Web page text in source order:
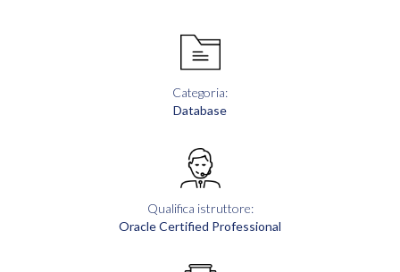
Categoria:
Database
Qualifica istruttore:
Oracle Certified Professional